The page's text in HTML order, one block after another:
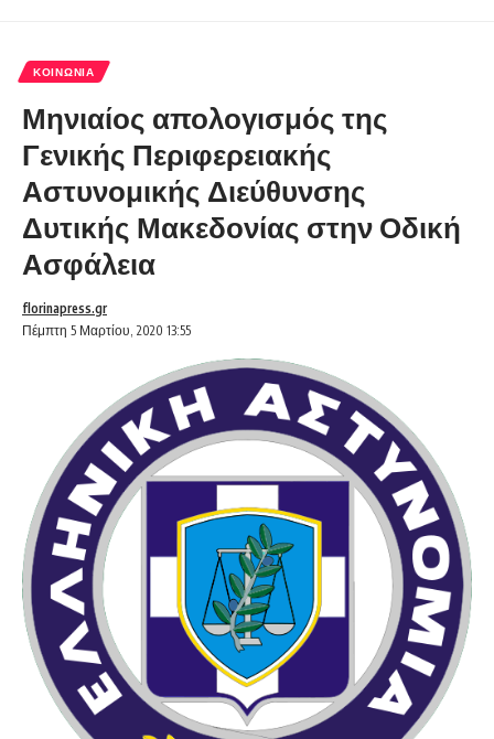
ΚΟΙΝΩΝΊΑ
Μηνιαίος απολογισμός της
Γενικής Περιφερειακής
Αστυνομικής Διεύθυνσης
Δυτικής Μακεδονίας στην Οδική
Ασφάλεια
Πέμπτη 5 Μαρτίου, 2020 13:55
florinapress.gr